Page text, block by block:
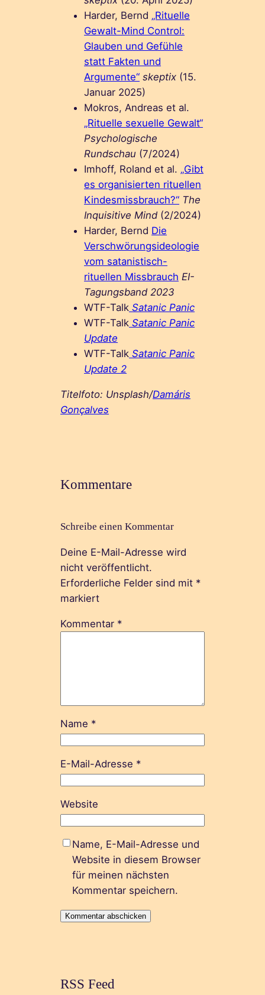
Harder, Bernd „Rituelle
Gewalt-Mind Control:
Glauben und Gefühle
statt Fakten und
Argumente“ skeptix (15.
Januar 2025)
Mokros, Andreas et al.
„Rituelle sexuelle Gewalt“
Psychologische
Rundschau (7/2024)
Imhoff, Roland et al. „Gibt
es organisierten rituellen
Kindesmissbrauch?“ The
Inquisitive Mind (2/2024)
Harder, Bernd Die
Verschwörungsideologie
vom satanistisch-
rituellen Missbrauch EI-
Tagungsband 2023
WTF-Talk Satanic Panic
WTF-Talk Satanic Panic
Update
WTF-Talk Satanic Panic
Update 2
Titelfoto: Unsplash/Damáris
Gonçalves
Kommentare
Schreibe einen Kommentar
Deine E-Mail-Adresse wird
nicht veröffentlicht.
Erforderliche Felder sind mit *
markiert
Kommentar *
Name *
E-Mail-Adresse *
Website
Name, E-Mail-Adresse und
Website in diesem Browser
für meinen nächsten
Kommentar speichern.
RSS Feed